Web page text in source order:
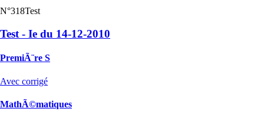
N°318Test
Test - Ie du 14-12-2010
PremiÃ¨re S
Avec corrigé
MathÃ©matiques